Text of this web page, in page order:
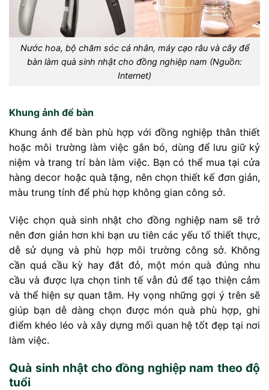
Nước hoa, bộ chăm sóc cá nhân, máy cạo râu và cây để
bàn làm quà sinh nhật cho đồng nghiệp nam (Nguồn:
Internet)
Khung ảnh để bàn
Khung ảnh để bàn phù hợp với đồng nghiệp thân thiết
hoặc môi trường làm việc gắn bó, dùng để lưu giữ kỷ
niệm và trang trí bàn làm việc. Bạn có thể mua tại cửa
hàng decor hoặc quà tặng, nên chọn thiết kế đơn giản,
màu trung tính để phù hợp không gian công sở.
Việc chọn quà sinh nhật cho đồng nghiệp nam sẽ trở
nên đơn giản hơn khi bạn ưu tiên các yếu tố thiết thực,
dễ sử dụng và phù hợp môi trường công sở. Không
cần quá cầu kỳ hay đắt đỏ, một món quà đúng nhu
cầu và được lựa chọn tinh tế vẫn đủ để tạo thiện cảm
và thể hiện sự quan tâm. Hy vọng những gợi ý trên sẽ
giúp bạn dễ dàng chọn được món quà phù hợp, ghi
điểm khéo léo và xây dựng mối quan hệ tốt đẹp tại nơi
làm việc.
Quà sinh nhật cho đồng nghiệp nam theo độ
tuổi